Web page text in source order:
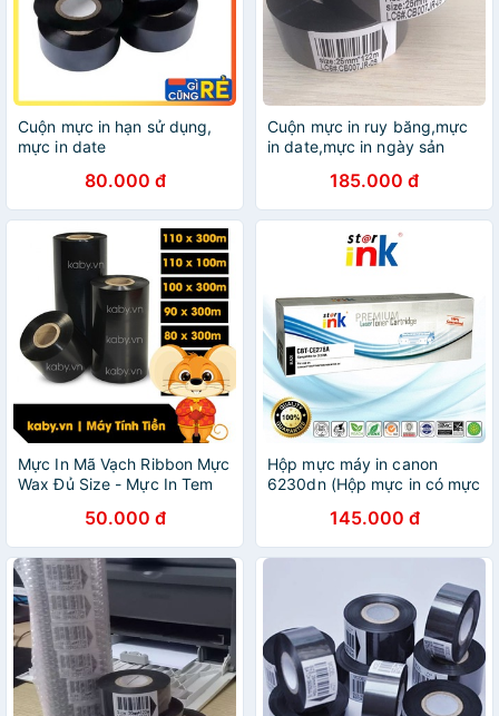
Cuộn mực in hạn sử dụng,
mực in date
80.000 đ
Cuộn mực in ruy băng,mực
in date,mực in ngày sản
185.000 đ
Mực In Mã Vạch Ribbon Mực
Wax Đủ Size - Mực In Tem
50.000 đ
Hộp mực máy in canon
6230dn (Hộp mực in có mực
145.000 đ